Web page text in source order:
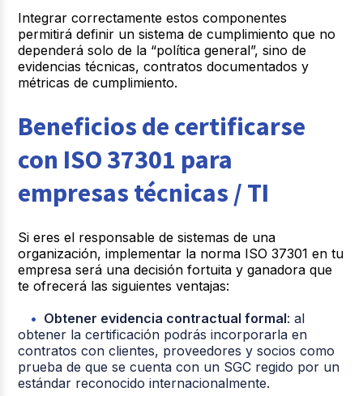
Integrar correctamente estos componentes
permitirá definir un sistema de cumplimiento que no
dependerá solo de la “política general”, sino de
evidencias técnicas, contratos documentados y
métricas de cumplimiento.
Beneficios de certificarse
con ISO 37301 para
empresas técnicas / TI
Si eres el responsable de sistemas de una
organización, implementar la norma ISO 37301 en tu
empresa será una decisión fortuita y ganadora que
te ofrecerá las siguientes ventajas:
Obtener evidencia contractual formal: al
obtener la certificación podrás incorporarla en
contratos con clientes, proveedores y socios como
prueba de que se cuenta con un SGC regido por un
estándar reconocido internacionalmente.